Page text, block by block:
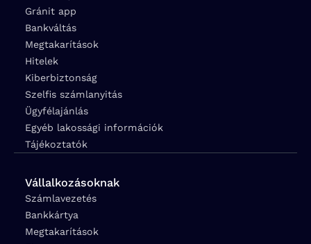
Gránit app
Bankváltás
Megtakarítások
Hitelek
Kiberbiztonság
Szelfis számlanyitás
Ügyfélajánlás
Egyéb lakossági információk
Tájékoztatók
Vállalkozásoknak
Számlavezetés
Bankkártya
Megtakarítások